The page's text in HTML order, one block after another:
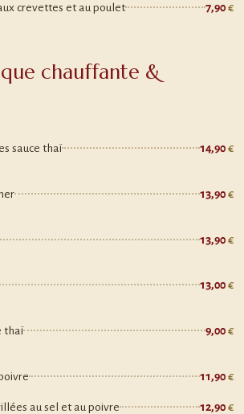
crevettes et au poulet 7,90
chauffante &
sauce thaï 14,90
13,90
13,90
13,00
thaï 9,00
11,90
au sel et au poivre 12,90